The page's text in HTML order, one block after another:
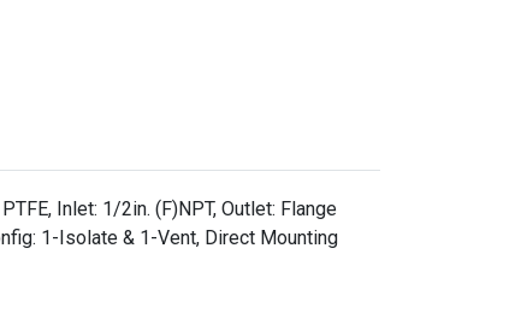
Inlet: 1/2in. (F)NPT, Outlet: Flange
1-Isolate & 1-Vent, Direct Mounting